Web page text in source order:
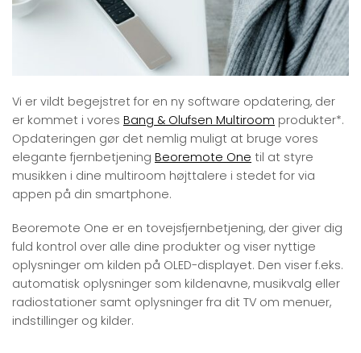
Vi er vildt begejstret for en ny software opdatering, der
er kommet i vores Bang & Olufsen Multiroom produkter*.
Opdateringen gør det nemlig muligt at bruge vores
elegante fjernbetjening Beoremote One til at styre
musikken i dine multiroom højttalere i stedet for via
appen på din smartphone.
Beoremote One er en tovejsfjernbetjening, der giver dig
fuld kontrol over alle dine produkter og viser nyttige
oplysninger om kilden på OLED-displayet. Den viser f.eks.
automatisk oplysninger som kildenavne, musikvalg eller
radiostationer samt oplysninger fra dit TV om menuer,
indstillinger og kilder.